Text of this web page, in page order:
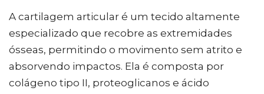
A cartilagem articular é um tecido altamente
especializado que recobre as extremidades
ósseas, permitindo o movimento sem atrito e
absorvendo impactos. Ela é composta por
colágeno tipo II, proteoglicanos e ácido